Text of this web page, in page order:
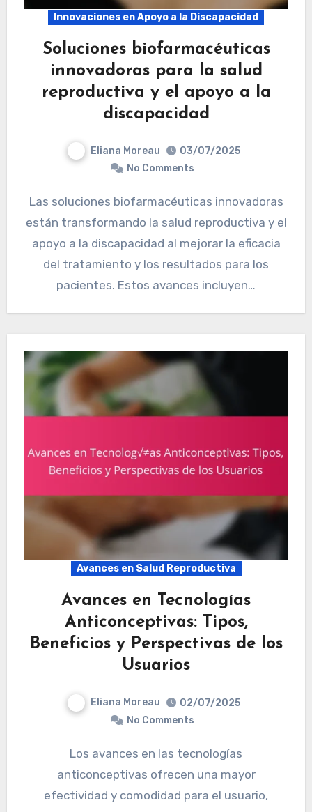
Innovaciones en Apoyo a la Discapacidad
Soluciones biofarmacéuticas
innovadoras para la salud
reproductiva y el apoyo a la
discapacidad
Eliana Moreau
03/07/2025
No Comments
Las soluciones biofarmacéuticas innovadoras
están transformando la salud reproductiva y el
apoyo a la discapacidad al mejorar la eficacia
del tratamiento y los resultados para los
pacientes. Estos avances incluyen…
Avances en Salud Reproductiva
Avances en Tecnologías
Anticonceptivas: Tipos,
Beneficios y Perspectivas de los
Usuarios
Eliana Moreau
02/07/2025
No Comments
Los avances en las tecnologías
anticonceptivas ofrecen una mayor
efectividad y comodidad para el usuario,